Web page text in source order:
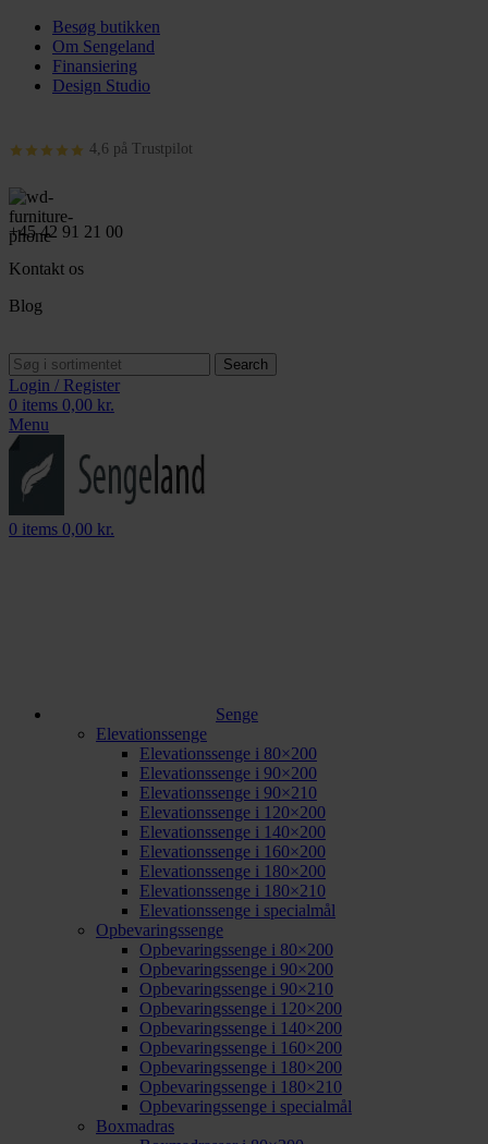
Besøg butikken
Om Sengeland
Finansiering
Design Studio
4,6 på Trustpilot
+45 42 91 21 00
Kontakt os
Blog
Search
Login / Register
0 items 0,00 kr.
Menu
0 items 0,00 kr.
Senge
Elevationssenge
Elevationssenge i 80×200
Elevationssenge i 90×200
Elevationssenge i 90×210
Elevationssenge i 120×200
Elevationssenge i 140×200
Elevationssenge i 160×200
Elevationssenge i 180×200
Elevationssenge i 180×210
Elevationssenge i specialmål
Opbevaringssenge
Opbevaringssenge i 80×200
Opbevaringssenge i 90×200
Opbevaringssenge i 90×210
Opbevaringssenge i 120×200
Opbevaringssenge i 140×200
Opbevaringssenge i 160×200
Opbevaringssenge i 180×200
Opbevaringssenge i 180×210
Opbevaringssenge i specialmål
Boxmadras